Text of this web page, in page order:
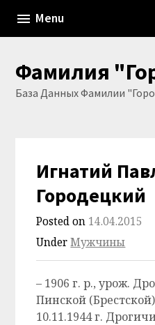
content
Menu
Фамилия
База Данных Фамилии
Игнатий
Городецкий
Posted on 14.04.2015
UnderМужчины
– 1906 г. р., урож.
Пинской
10.11.1944 г.